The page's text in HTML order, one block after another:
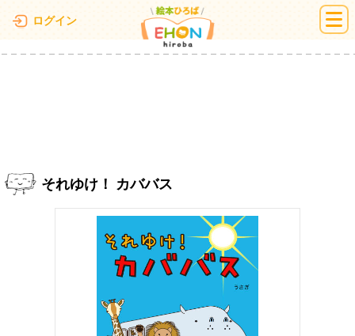
ログイン 絵本ひろば
それゆけ！ カババス